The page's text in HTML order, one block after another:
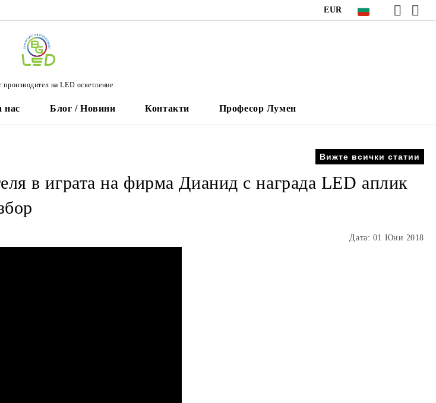
EUR
производител на LED осветление
нас Блог / Новини Контакти Професор Лумен
Вижте всички статии
в играта на фирма Дианид с награда LED аплик
Дата: 01 Юни 2018